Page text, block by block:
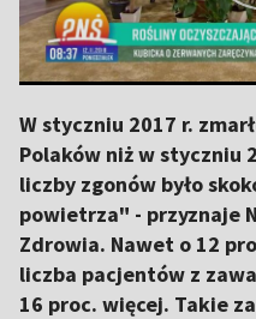
W styczniu 2017 r.
Polaków niż w styczniu
liczby zgonów było
powietrza" - przyznaje
Zdrowia. Nawet o 12
liczba pacjentów z
16 proc. więcej. Takie